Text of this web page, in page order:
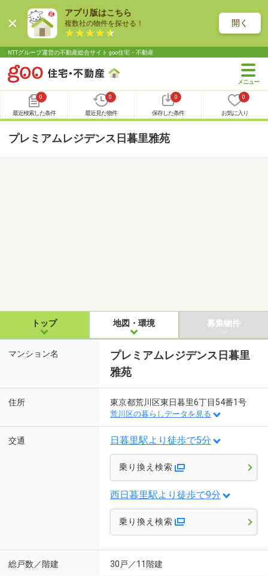
アプリ版はこちら
複数社の物件を探せる！ 開く
NTTグループ運営の不動産総合サイト goo住宅・不動産
0
最近検索した条件
0
最近見た物件
0
保存した条件
0
お気に入り
プレミアムレジデンス日暮里雅苑
トップ 地図・環境 募集物件
マンション名
プレミアムレジデンス日暮里
雅苑
住所 東京都荒川区東日暮里6丁目54番1号
荒川区の暮らしデータを見る
交通 日暮里駅より徒歩で5分
乗り換え検索
西日暮里駅より徒歩で9分
乗り換え検索
総戸数／階建 30戸／11階建